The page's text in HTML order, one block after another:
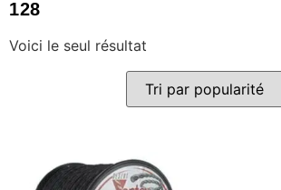
128
Voici le seul résultat